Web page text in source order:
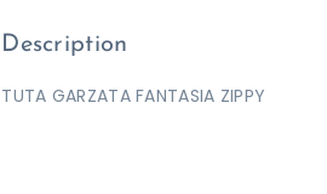
Description
TUTA GARZATA FANTASIA ZIPPY